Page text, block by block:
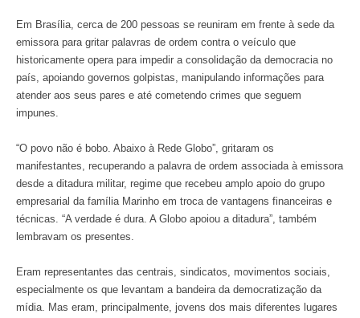
Em Brasília, cerca de 200 pessoas se reuniram em frente à sede da
emissora para gritar palavras de ordem contra o veículo que
historicamente opera para impedir a consolidação da democracia no
país, apoiando governos golpistas, manipulando informações para
atender aos seus pares e até cometendo crimes que seguem
impunes.
“O povo não é bobo. Abaixo à Rede Globo”, gritaram os
manifestantes, recuperando a palavra de ordem associada à emissora
desde a ditadura militar, regime que recebeu amplo apoio do grupo
empresarial da família Marinho em troca de vantagens financeiras e
técnicas. “A verdade é dura. A Globo apoiou a ditadura”, também
lembravam os presentes.
Eram representantes das centrais, sindicatos, movimentos sociais,
especialmente os que levantam a bandeira da democratização da
mídia. Mas eram, principalmente, jovens dos mais diferentes lugares